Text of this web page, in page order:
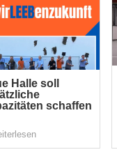
Halle soll
schaffen